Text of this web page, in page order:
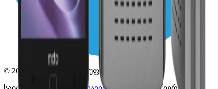
© 2026 . ყველა უფლება დაცულია.